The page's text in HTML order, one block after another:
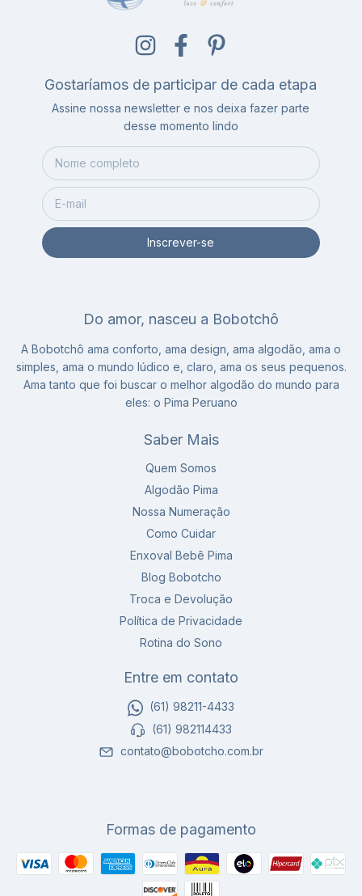
Gostaríamos de participar de cada etapa
Assine nossa newsletter e nos deixa fazer parte
desse momento lindo
Do amor, nasceu a Bobotchô
A Bobotchô ama conforto, ama design, ama algodão, ama o
simples, ama o mundo lúdico e, claro, ama os seus pequenos.
Ama tanto que foi buscar o melhor algodão do mundo para
eles: o Pima Peruano
Saber Mais
Quem Somos
Algodão Pima
Nossa Numeração
Como Cuidar
Enxoval Bebê Pima
Blog Bobotcho
Troca e Devolução
Política de Privacidade
Rotina do Sono
Entre em contato
(61) 98211-4433
(61) 982114433
contato@bobotcho.com.br
Formas de pagamento